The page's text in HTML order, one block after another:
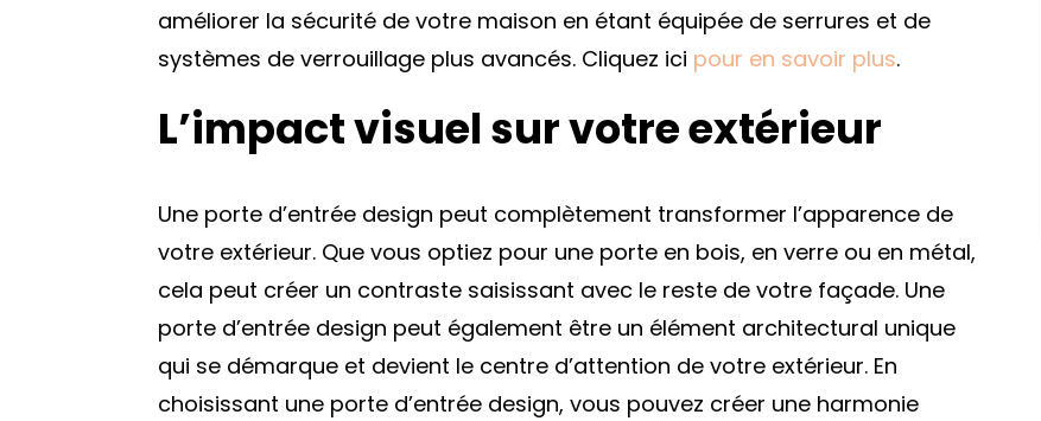
améliorer la sécurité de votre maison en étant équipée de serrures et de
systèmes de verrouillage plus avancés. Cliquez ici pour en savoir plus.
L’impact visuel sur votre extérieur
Une porte d’entrée design peut complètement transformer l’apparence de
votre extérieur. Que vous optiez pour une porte en bois, en verre ou en métal,
cela peut créer un contraste saisissant avec le reste de votre façade. Une
porte d’entrée design peut également être un élément architectural unique
qui se démarque et devient le centre d’attention de votre extérieur. En
choisissant une porte d’entrée design, vous pouvez créer une harmonie